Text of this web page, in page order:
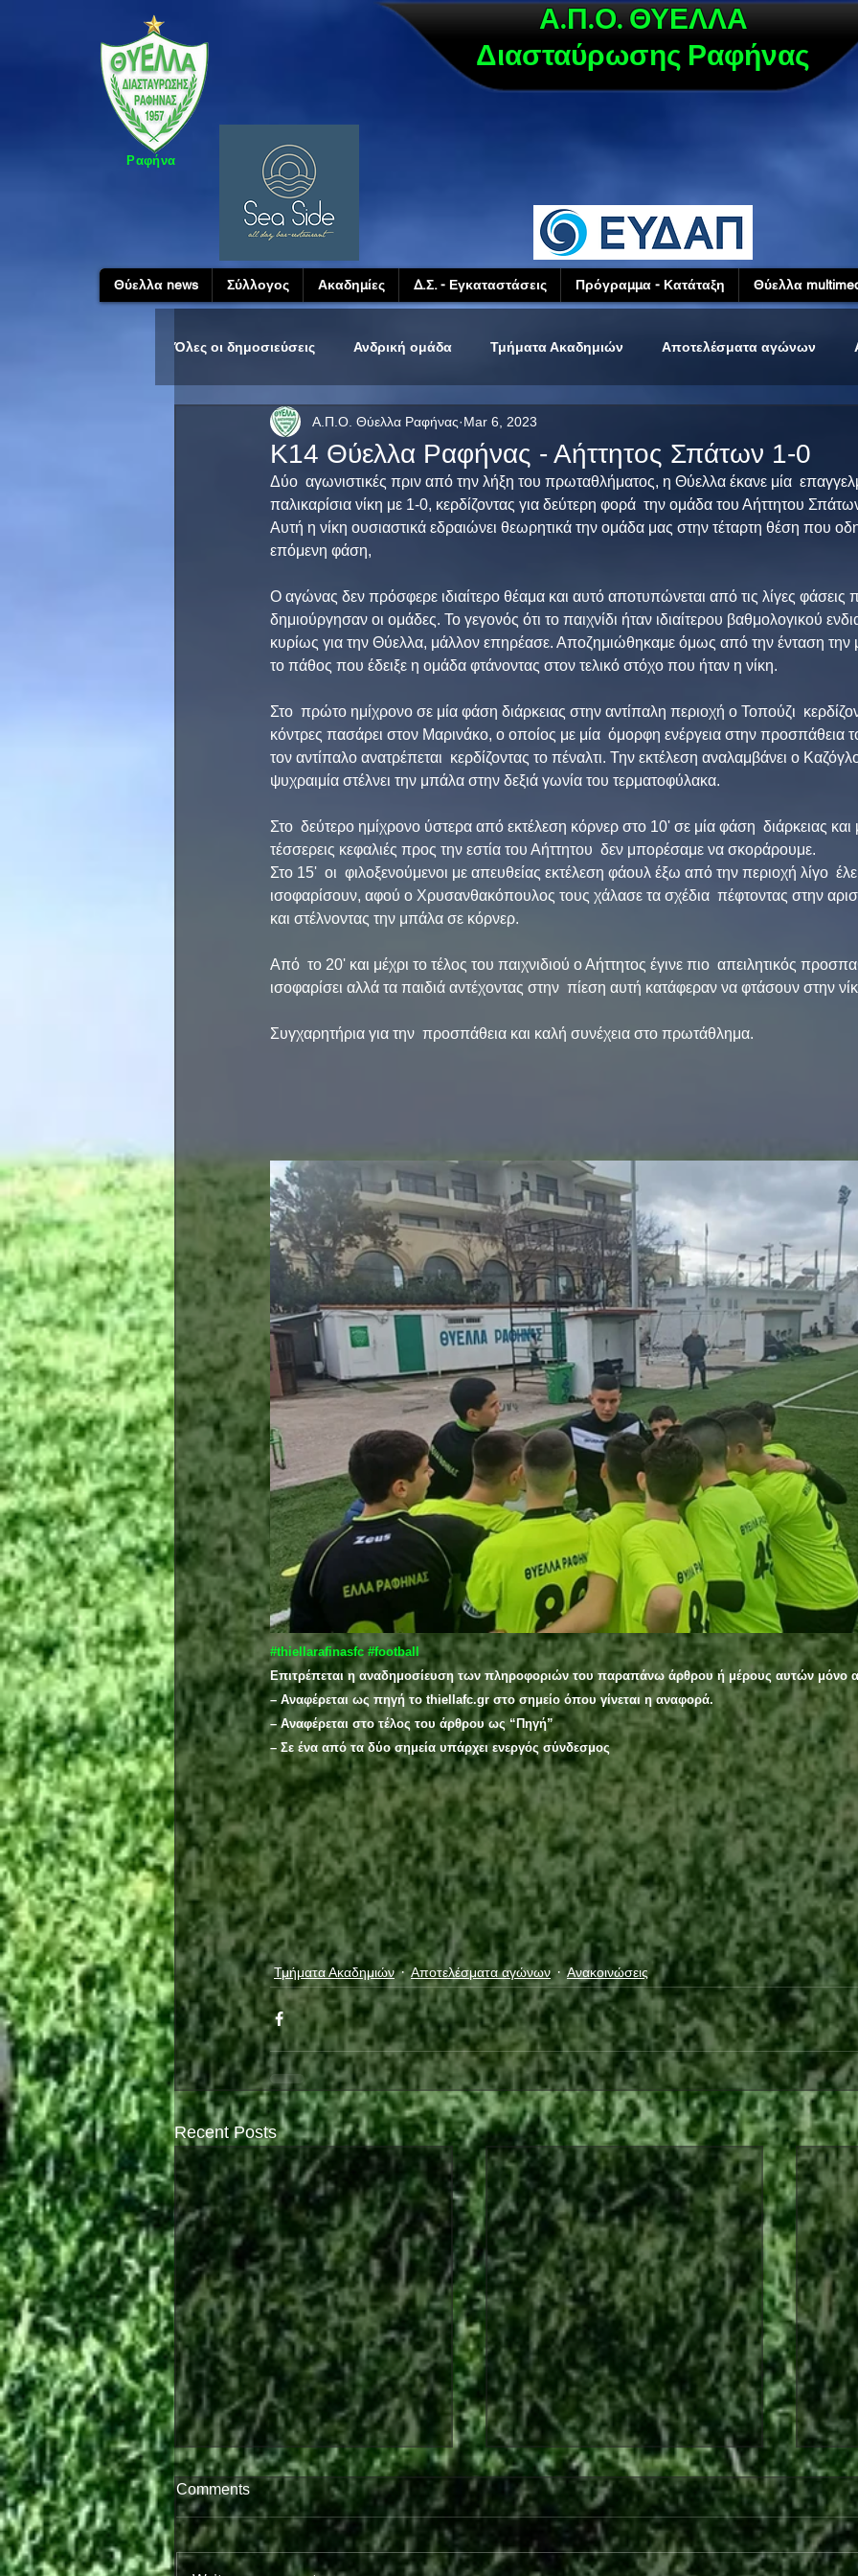
Ραφήνα
Α.Π.Ο. ΘΥΕΛΛΑ
Διασταύρωσης Ραφήνας
Θύελλα news Σύλλογος Ακαδημίες Δ.Σ. - Εγκαταστάσεις Πρόγραμμα - Κατάταξη Θύελλα
Όλες οι δημοσιεύσεις Ανδρική ομάδα Τμήματα Ακαδημιών Αποτελέσματα αγώνων
Κ14 Θύελλα Ραφήνας - Αήττητος Σπάτων 1-0
Α.Π.Ο. Θύελλα Ραφήνας Mar 6, 2023
Δύο  αγωνιστικές πριν από την λήξη του πρωταθλήματος, η Θύελλα έκανε μία
παλικαρίσια νίκη με 1-0, κερδίζοντας για δεύτερη φορά  την ομάδα του Αήττητου
Αυτή η νίκη ουσιαστικά εδραιώνει θεωρητικά την ομάδα μας στην τέταρτη θέση που
επόμενη φάση,
Ο αγώνας δεν πρόσφερε ιδιαίτερο θέαμα και αυτό αποτυπώνεται από τις λίγες φάσεις
δημιούργησαν οι ομάδες. Το γεγονός ότι το παιχνίδι ήταν ιδιαίτερου βαθμολογικού
κυρίως για την Θύελλα, μάλλον επηρέασε. Αποζημιώθηκαμε όμως από την ένταση την
το πάθος που έδειξε η ομάδα φτάνοντας στον τελικό στόχο που ήταν η νίκη.
Στο  πρώτο ημίχρονο σε μία φάση διάρκειας στην αντίπαλη περιοχή ο Τοπούζι
κόντρες πασάρει στον Μαρινάκο, ο οποίος με μία  όμορφη ενέργεια στην προσπάθεια
τον αντίπαλο ανατρέπεται  κερδίζοντας το πέναλτι. Την εκτέλεση αναλαμβάνει ο
ψυχραιμία στέλνει την μπάλα στην δεξιά γωνία του τερματοφύλακα.
Στο  δεύτερο ημίχρονο ύστερα από εκτέλεση κόρνερ στο 10' σε μία φάση  διάρκειας και
τέσσερεις κεφαλιές προς την εστία του Αήττητου  δεν μπορέσαμε να σκοράρουμε.
Στο 15'  οι  φιλοξενούμενοι με απευθείας εκτέλεση φάουλ έξω από την περιοχή λίγο
ισοφαρίσουν, αφού ο Χρυσανθακόπουλος τους χάλασε τα σχέδια  πέφτοντας στην
και στέλνοντας την μπάλα σε κόρνερ.
Από  το 20' και μέχρι το τέλος του παιχνιδιού ο Αήττητος έγινε πιο  απειλητικός
ισοφαρίσει αλλά τα παιδιά αντέχοντας στην  πίεση αυτή κατάφεραν να φτάσουν στην
Συγχαρητήρια για την  προσπάθεια και καλή συνέχεια στο πρωτάθλημα.
#thiellarafinasfc #football
Επιτρέπεται η αναδημοσίευση των πληροφοριών του παραπάνω άρθρου ή μέρους αυτών μόνο
– Αναφέρεται ως πηγή το thiellafc.gr στο σημείο όπου γίνεται η αναφορά.
– Αναφέρεται στο τέλος του άρθρου ως “Πηγή”
– Σε ένα από τα δύο σημεία υπάρχει ενεργός σύνδεσμος
Τμήματα Ακαδημιών Αποτελέσματα αγώνων Ανακοινώσεις
Recent Posts
Comments